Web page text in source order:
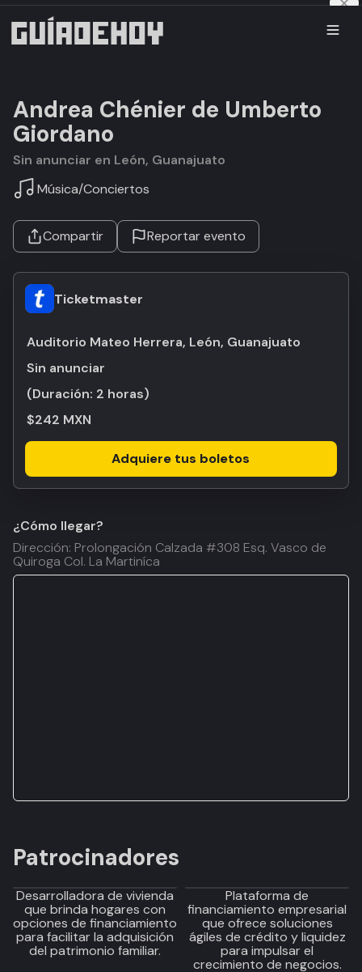
Andrea Chénier de Umberto
Giordano
Sin anunciar en León, Guanajuato
Música/Conciertos
Compartir Reportar evento
Ticketmaster
Auditorio Mateo Herrera, León, Guanajuato
Sin anunciar
(Duración: 2 horas)
$242 MXN
Adquiere tus boletos
¿Cómo llegar?
Dirección: Prolongación Calzada #308 Esq. Vasco de
Quiroga Col. La Martiníca
Patrocinadores
Desarrolladora de vivienda
que brinda hogares con
opciones de financiamiento
para facilitar la adquisición
del patrimonio familiar.
Plataforma de
financiamiento empresarial
que ofrece soluciones
ágiles de crédito y liquidez
para impulsar el
crecimiento de negocios.